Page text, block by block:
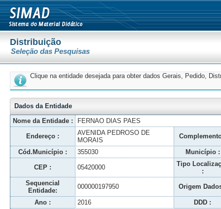
Distribuição
Seleção das Pesquisas
Clique na entidade desejada para obter dados Gerais, Pedido,
Dados da Entidade
Nome da Entidade :
FERNAO DIAS PAES
Endereço :
AVENIDA PEDROSO DE
MORAIS
Cód.Município : 355030 Município :
CEP : 05420000
Tipo
:
Sequencial
Entidade:
000000197950 Origem
Ano : 2016 DDD :